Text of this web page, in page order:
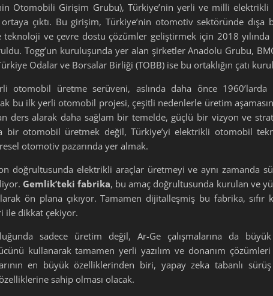
Otomobili Girişim Grubu), Türkiye’nin yerli ve milli
çıktı. Bu girişim, Türkiye’nin otomotiv sektöründe dışa
ve çevre dostu çözümler geliştirmek için 2018
Togg’un kuruluşunda yer alan şirketler Anadolu Grubu,
Odalar ve Borsalar Birliği (TOBB) ise bu ortaklığın çatı
otomobil üretme serüveni, aslında daha önce 1960’larda
bu ilk yerli otomobil projesi, çeşitli nedenlerle üretim
ders alarak daha sağlam bir temelde, güçlü bir vizyon ve
bir otomobil üretmek değil, Türkiye’yi elektrikli otomobil
otomotiv pazarında yer almak.
doğrultusunda elektrikli araçlar üretmeyi ve aynı zamanda
Gemlik’teki fabrika, bu amaç doğrultusunda kurulan ve
ön plana çıkıyor. Tamamen dijitalleşmiş bu fabrika, sıfır
ile dikkat çekiyor.
sadece üretim değil, Ar-Ge çalışmalarına da
kullanarak tamamen yerli yazılım ve donanım çözümleri
en büyük özelliklerinden biri, yapay zeka tabanlı
sahip olması olacak.